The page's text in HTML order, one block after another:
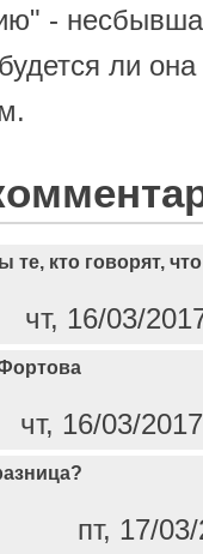
-
ли
те, кто говорят,
чт, 16/03/
чт, 16/03/
пт, 17/